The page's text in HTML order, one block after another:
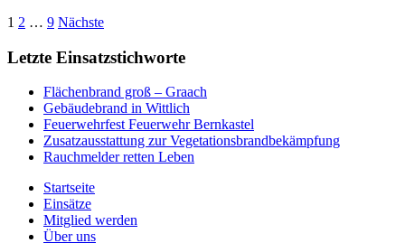
Seitennummerierung
der
1 2 … 9 Nächste
Letzte Einsatzstichworte
Flächenbrand groß – Graach
Gebäudebrand in Wittlich
Feuerwehrfest Feuerwehr Bernkastel
Zusatzausstattung zur Vegetationsbrandbekämpfung
Rauchmelder retten Leben
Startseite
Einsätze
Mitglied werden
Über uns